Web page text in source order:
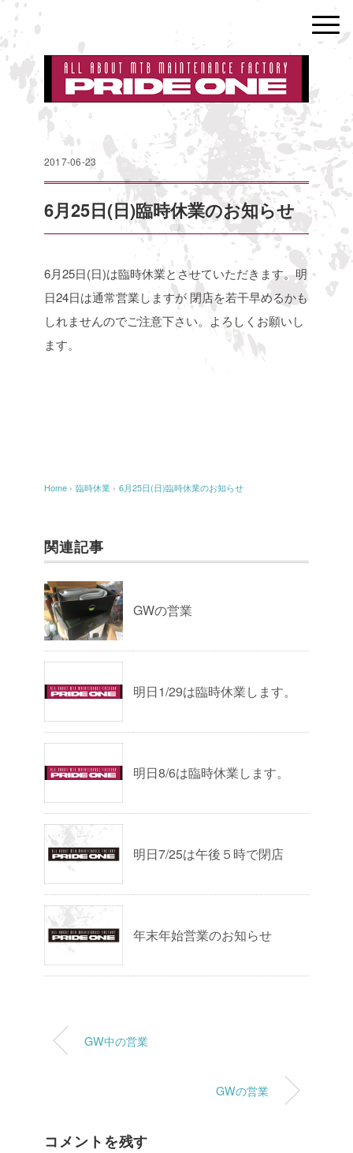
2017-06-23
6月25日(日)臨時休業のお知らせ
6月25日(日)は臨時休業とさせていただきます。明
日24日は通常営業しますが 閉店を若干早めるかも
しれませんのでご注意下さい。よろしくお願いし
ます。
Home › 臨時休業 › 6月25日(日)臨時休業のお知らせ
関連記事
GWの営業
明日1/29は臨時休業します。
明日8/6は臨時休業します。
明日7/25は午後５時で閉店
年末年始営業のお知らせ
GW中の営業
GWの営業
コメントを残す